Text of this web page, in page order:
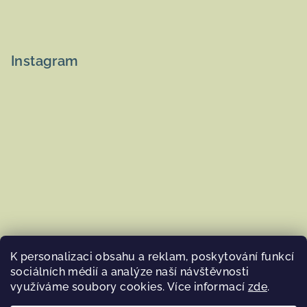
K personalizaci obsahu a reklam, poskytování funkcí
sociálních médií a analýze naší návštěvnosti
využíváme soubory cookies. Více informací zde.
Instagram